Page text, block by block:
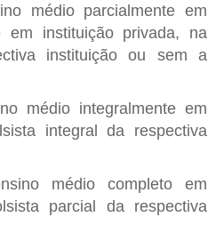
médio parcialmente em
instituição privada, na
instituição ou sem a
médio integralmente em
integral da respectiva
médio completo em
parcial da respectiva